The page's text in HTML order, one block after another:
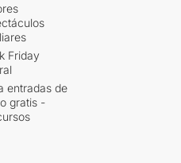
Friday
entradas de
gratis -